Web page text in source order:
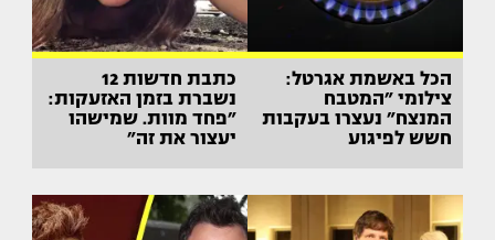
הכל באשמת אגרטל:
צילומי ״המטבח
המנצח״ נעצרו בעקבות
חשש לפיגוע
כתבת חדשות 12
נשברת בזמן האזעקות:
״פחד מוות. שמישהו
יעצור את זה״